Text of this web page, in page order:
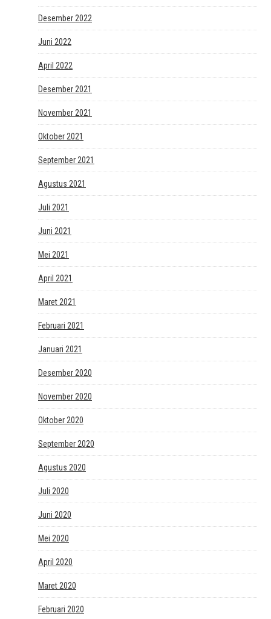
Desember 2022
Juni 2022
April 2022
Desember 2021
November 2021
Oktober 2021
September 2021
Agustus 2021
Juli 2021
Juni 2021
Mei 2021
April 2021
Maret 2021
Februari 2021
Januari 2021
Desember 2020
November 2020
Oktober 2020
September 2020
Agustus 2020
Juli 2020
Juni 2020
Mei 2020
April 2020
Maret 2020
Februari 2020